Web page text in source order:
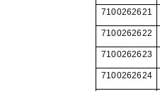
7100262621
7100262622
7100262623
7100262624